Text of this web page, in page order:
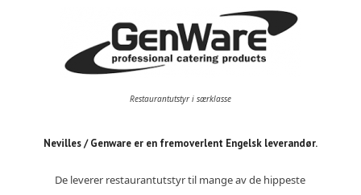
Restaurantutstyr i særklasse
Nevilles / Genware er en fremoverlent Engelsk leverandør.
De leverer restaurantutstyr til mange av de hippeste